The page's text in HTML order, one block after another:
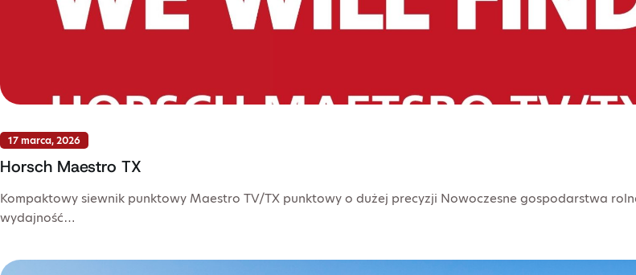
17 marca, 2026
Horsch Maestro TX
Kompaktowy siewnik punktowy Maestro TV/TX punktowy o dużej precyzji Nowoczesne gospodarstwa
wydajność…